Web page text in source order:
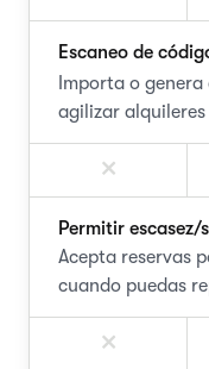
Escaneo de
Importa o
agilizar
Permitir escasez/
Acepta reservas
cuando puedas